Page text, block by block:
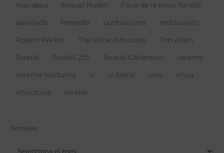
macabeu Miquel Hudin Paco de la Rosa Torelló
parellada Penedès puntuacions restaurants
Robert PArker The Wine Advocate Tim Atkin
Torelló Torelló 225 Torelló Collection verema
verema nocturna vi vi blanc vins vinya
viticultura xarel·lo
Archives